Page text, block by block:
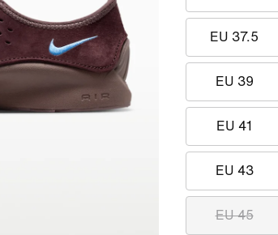
EU 37.5
EU 39
EU 41
EU 43
EU 45